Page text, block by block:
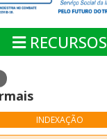
RECURSOS
INDEXAÇÃO